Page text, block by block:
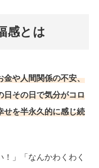
感とは
金や人間関係の不安、
日その日で気分がコロ
せを半永久的に感じ続
」「なんかわくわく